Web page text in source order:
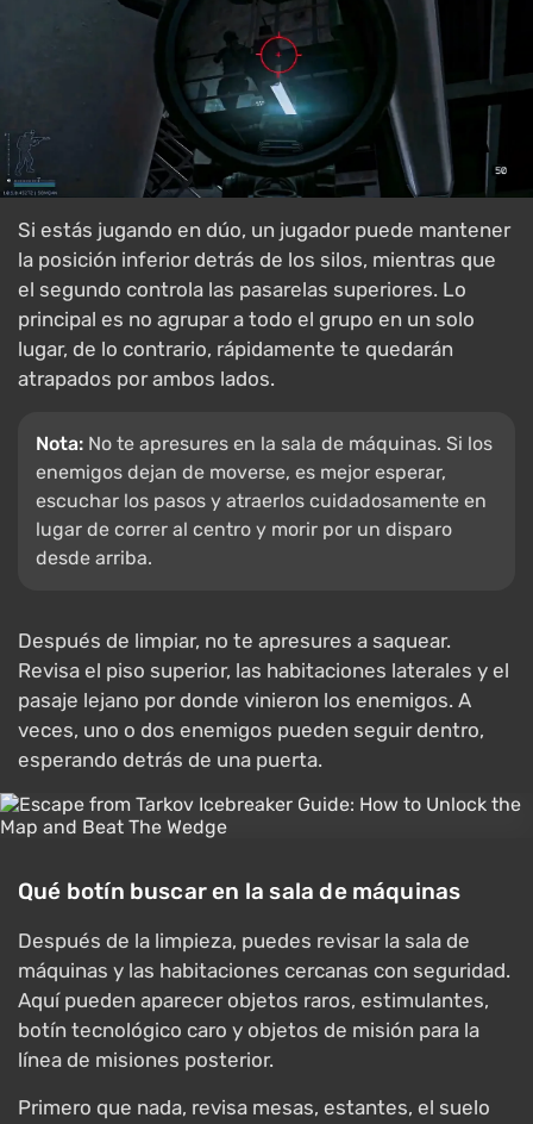
Si estás jugando en dúo, un jugador puede mantener
la posición inferior detrás de los silos, mientras que
el segundo controla las pasarelas superiores. Lo
principal es no agrupar a todo el grupo en un solo
lugar, de lo contrario, rápidamente te quedarán
atrapados por ambos lados.
Nota: No te apresures en la sala de máquinas. Si los
enemigos dejan de moverse, es mejor esperar,
escuchar los pasos y atraerlos cuidadosamente en
lugar de correr al centro y morir por un disparo
desde arriba.
Después de limpiar, no te apresures a saquear.
Revisa el piso superior, las habitaciones laterales y el
pasaje lejano por donde vinieron los enemigos. A
veces, uno o dos enemigos pueden seguir dentro,
esperando detrás de una puerta.
Qué botín buscar en la sala de máquinas
Después de la limpieza, puedes revisar la sala de
máquinas y las habitaciones cercanas con seguridad.
Aquí pueden aparecer objetos raros, estimulantes,
botín tecnológico caro y objetos de misión para la
línea de misiones posterior.
Primero que nada, revisa mesas, estantes, el suelo